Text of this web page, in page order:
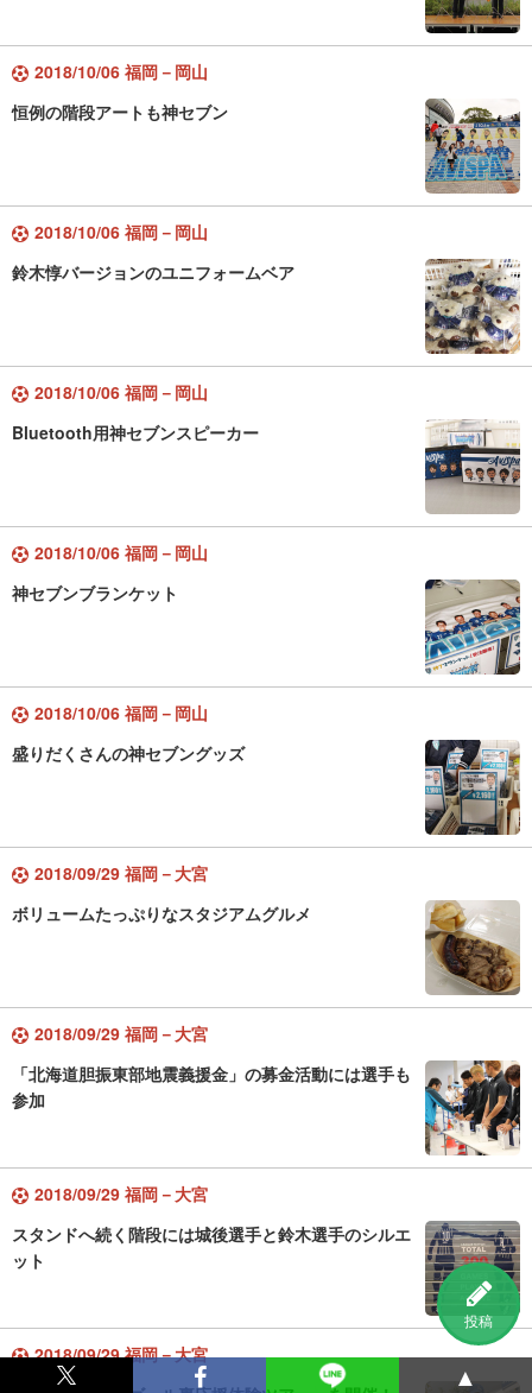
投稿
2018/10/06 福岡－岡山
恒例の階段アートも神セブン
2018/10/06 福岡－岡山
鈴木惇バージョンのユニフォームベア
2018/10/06 福岡－岡山
Bluetooth用神セブンスピーカー
2018/10/06 福岡－岡山
神セブンブランケット
2018/10/06 福岡－岡山
盛りだくさんの神セブングッズ
2018/09/29 福岡－大宮
ボリュームたっぷりなスタジアムグルメ
2018/09/29 福岡－大宮
「北海道胆振東部地震義援金」の募金活動には選手も
参加
2018/09/29 福岡－大宮
スタンドへ続く階段には城後選手と鈴木選手のシルエ
ット
2018/09/29 福岡－大宮
▲